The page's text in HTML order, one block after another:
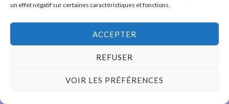
un effet négatif sur certaines caractéristiques et fonctions.
ACCEPTER
REFUSER
VOIR LES PRÉFÉRENCES